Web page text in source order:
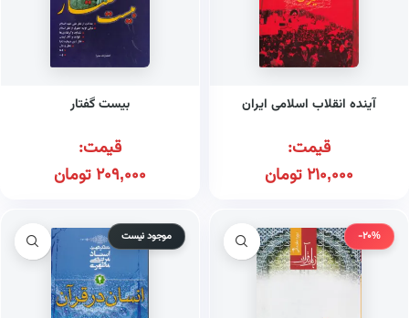
آینده انقلاب اسلامی ایران
قیمت:
210,000تومان
بیست گفتار
قیمت:
209,000تومان
-20% موجود نیست